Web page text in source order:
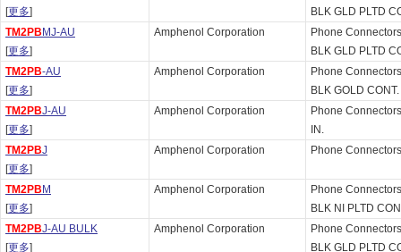
[更多]
BLK GLD PLTD
TM2PB MJ-AU
[更多]
Amphenol Corporation
Phone
BLK GLD PLTD
TM2PB-AU
[更多]
Amphenol Corporation
Phone
BLK GOLD CONT.
TM2PBJ-AU
[更多]
Amphenol Corporation
Phone
IN.
TM2PBJ
[更多]
Amphenol Corporation Phone
TM2PB M
[更多]
Amphenol Corporation
Phone
BLK NI PLTD
TM2PBJ-AU BULK
[更多]
Amphenol Corporation
Phone
BLK GLD PLTD